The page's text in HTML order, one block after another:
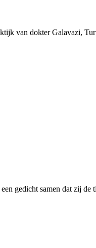
van dokter Galavazi,
gedicht samen dat zij de